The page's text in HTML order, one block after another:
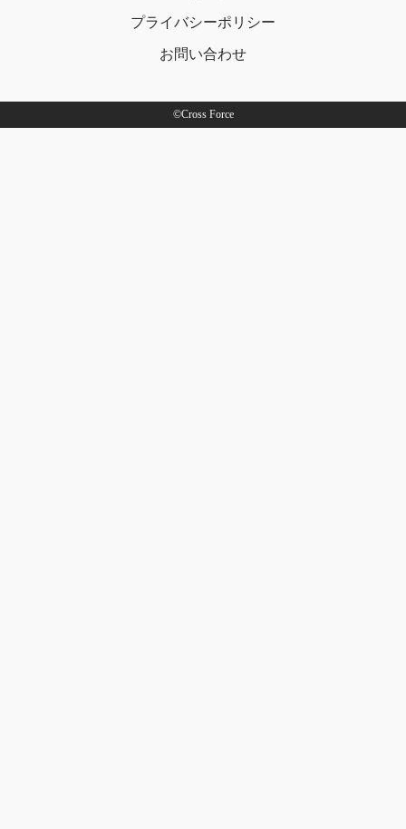
プライバシーポリシー
お問い合わせ
©Cross Force